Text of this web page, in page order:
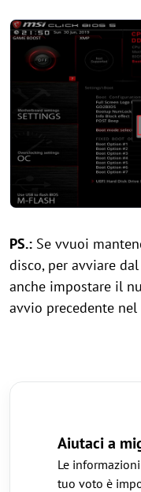
PS.: Se vvuoi
disco, per avviare
anche impostare il
avvio precedente nel
Aiutaci a
Le
tuo voto è